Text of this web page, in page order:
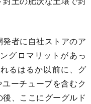
者に自社ストアのア
グロマリットがあっ
るはるか以前に、グ
ーチューブを含むク
、ここにグーグルド